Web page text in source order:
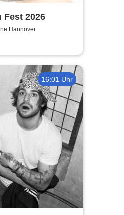
Fest 2026
Hannover
16:01 Uhr